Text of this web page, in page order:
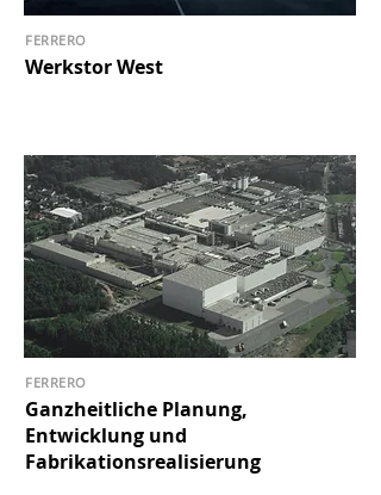
Werkstor West
FERRERO
Ganzheitliche Planung,
Entwicklung und
Fabrikationsrealisierung
FERRERO